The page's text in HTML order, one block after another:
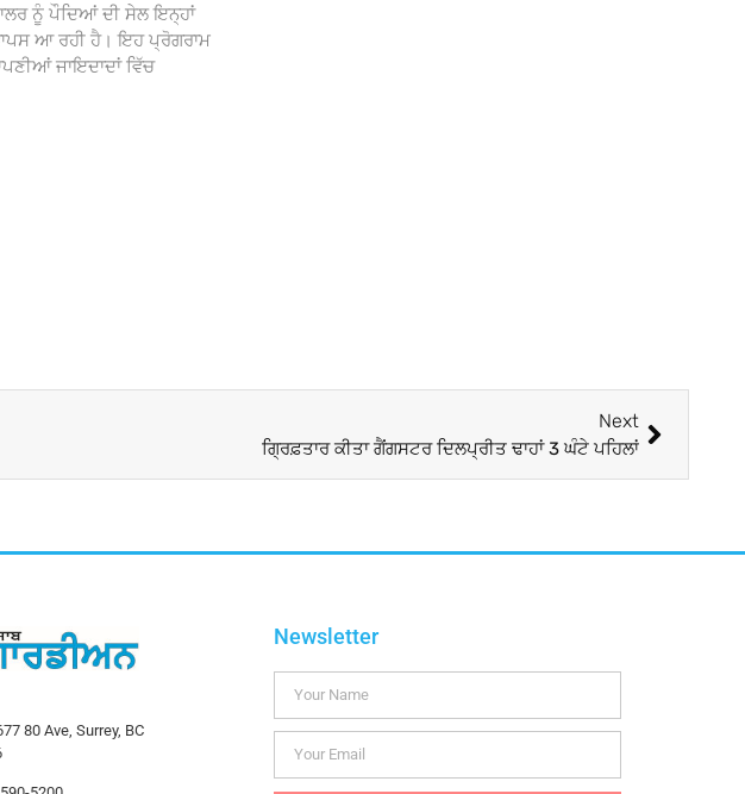
ਨੂੰ ਪੌਦਿਆਂ ਦੀ ਸੇਲ ਇਨ੍ਹਾਂ
ਆ ਰਹੀ ਹੈ। ਇਹ ਪ੍ਰੋਗਰਾਮ
ਜਾਇਦਾਦਾਂ ਵਿੱਚ
Next
ਗ੍ਰਿਫ਼ਤਾਰ ਕੀਤਾ ਗੈਂਗਸਟਰ ਦਿਲਪ੍ਰੀਤ ਢਾਹਾਂ 3 ਘੰਟੇ ਪਹਿਲਾਂ
80 Ave, Surrey, BC
Newsletter